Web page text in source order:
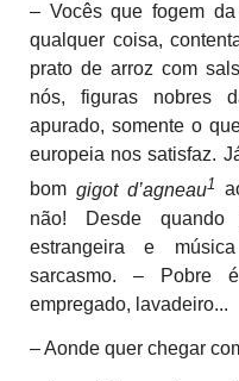
– Vocês que fogem
qualquer coisa,
prato de arroz com
nós, figuras nobres
apurado, somente o
europeia nos satisfaz.
bomgigot d’agneau1
não! Desde
estrangeira e
sarcasmo. – Pobre
empregado, lavadeiro...
– Aonde quer chegar